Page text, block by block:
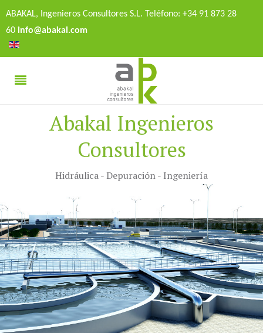
ABAKAL, Ingenieros Consultores S.L. Teléfono: +34 91 873 28
60 info@abakal.com
Abakal Ingenieros
Consultores
Hidráulica - Depuración - Ingeniería